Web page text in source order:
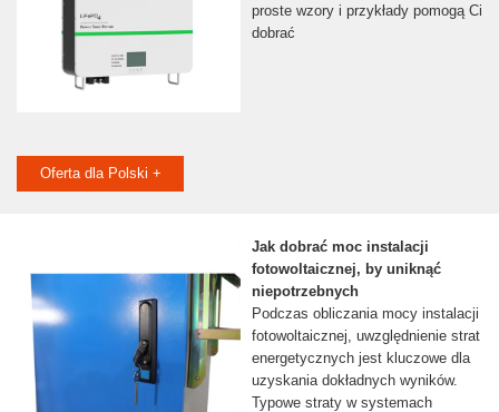
proste wzory i przykłady pomogą Ci
dobrać
Oferta dla Polski +
Jak dobrać moc instalacji
fotowoltaicznej, by uniknąć
niepotrzebnych
Podczas obliczania mocy instalacji
fotowoltaicznej, uwzględnienie strat
energetycznych jest kluczowe dla
uzyskania dokładnych wyników.
Typowe straty w systemach